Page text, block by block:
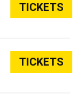
TICKETS
TICKETS